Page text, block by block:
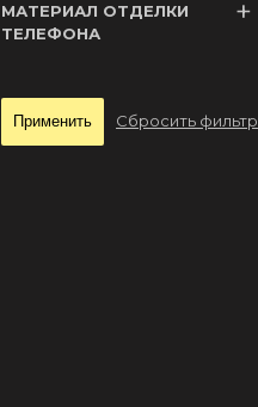
МАТЕРИАЛ ОТДЕЛКИ
ТЕЛЕФОНА
Сбросить фильтр